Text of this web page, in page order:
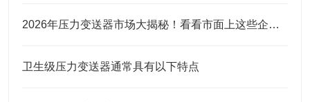
2026年压力变送器市场大揭秘！看看市面上这些企业口碑究竟咋样？
卫生级压力变送器通常具有以下特点